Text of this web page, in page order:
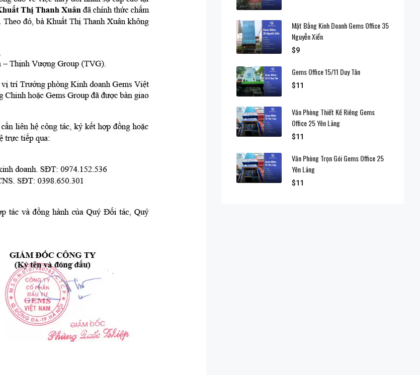
Mặt Bằng Kinh Doanh Gems Office 35
Nguyễn Xiển
$9
Gems Office 15/11 Duy Tân
$11
Văn Phòng Thiết Kế Riêng Gems
Office 25 Yên Lãng
$11
Văn Phòng Trọn Gói Gems Office 25
Yên Lãng
$11